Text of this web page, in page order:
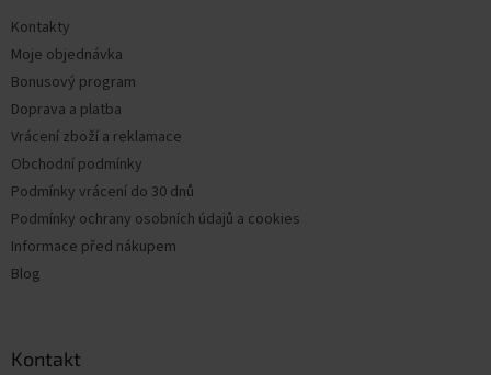
Kontakty
Moje objednávka
Bonusový program
Doprava a platba
Vrácení zboží a reklamace
Obchodní podmínky
Podmínky vrácení do 30 dnů
Podmínky ochrany osobních údajů a cookies
Informace před nákupem
Blog
Kontakt